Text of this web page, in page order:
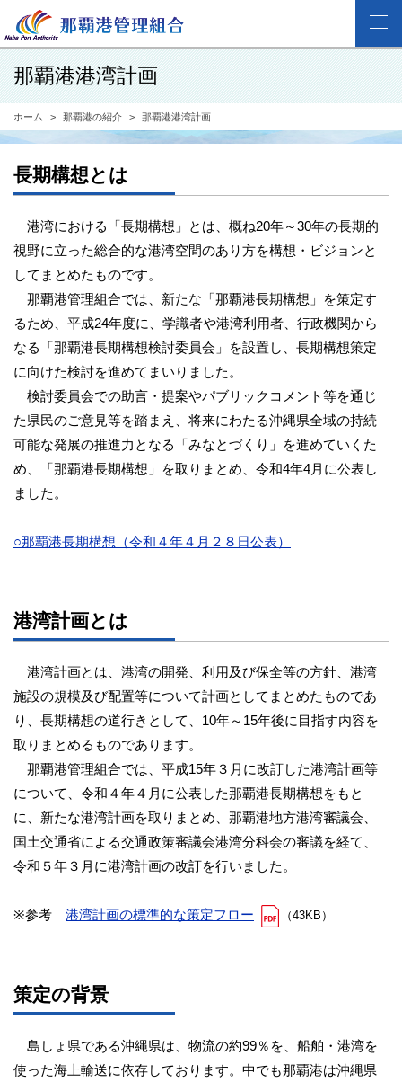
那覇港港湾計画
ホーム 那覇港の紹介 那覇港港湾計画
長期構想とは
港湾における「長期構想」とは、概ね20年～30年の長期的
視野に立った総合的な港湾空間のあり方を構想・ビジョンと
してまとめたものです。
那覇港管理組合では、新たな「那覇港長期構想」を策定す
るため、平成24年度に、学識者や港湾利用者、行政機関から
なる「那覇港長期構想検討委員会」を設置し、長期構想策定
に向けた検討を進めてまいりました。
検討委員会での助言・提案やパブリックコメント等を通じ
た県民のご意見等を踏まえ、将来にわたる沖縄県全域の持続
可能な発展の推進力となる「みなとづくり」を進めていくた
め、「那覇港長期構想」を取りまとめ、令和4年4月に公表し
ました。
○那覇港長期構想（令和４年４月２８日公表）
港湾計画とは
港湾計画とは、港湾の開発、利用及び保全等の方針、港湾
施設の規模及び配置等について計画としてまとめたものであ
り、長期構想の道行きとして、10年～15年後に目指す内容を
取りまとめるものであります。
那覇港管理組合では、平成15年３月に改訂した港湾計画等
について、令和４年４月に公表した那覇港長期構想をもと
に、新たな港湾計画を取りまとめ、那覇港地方港湾審議会、
国土交通省による交通政策審議会港湾分科会の審議を経て、
令和５年３月に港湾計画の改訂を行いました。
※参考 港湾計画の標準的な策定フロー （43KB）
策定の背景
島しょ県である沖縄県は、物流の約99％を、船舶・港湾を
使った海上輸送に依存しております。中でも那覇港は沖縄県